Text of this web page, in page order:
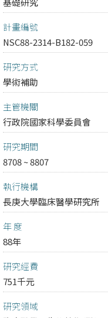
計畫編號
NSC88-2314-B182-059
研究方式
學術補助
主管機關
行政院國家科學委員會
研究期間
8708 ~ 8807
執行機構
長庚大學臨床醫學研究所
年 度
88年
研究經費
751千元
研究領域